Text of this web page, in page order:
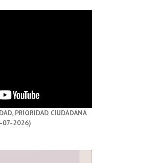
PRIORIDAD CIUDADANA
07-2026)